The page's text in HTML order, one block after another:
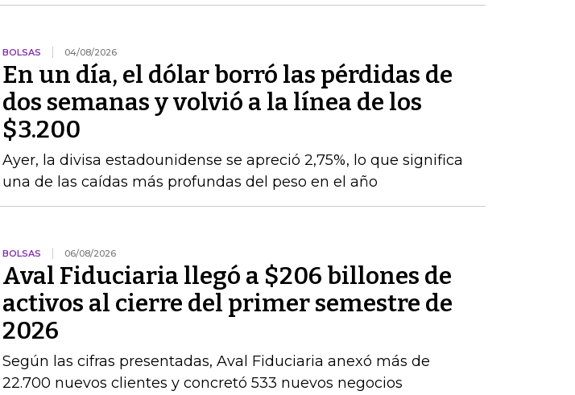
BOLSAS 04/08/2026
En un día, el dólar borró las pérdidas de
dos semanas y volvió a la línea de los
$3.200
Ayer, la divisa estadounidense se apreció 2,75%, lo que significa
una de las caídas más profundas del peso en el año
BOLSAS 06/08/2026
Aval Fiduciaria llegó a $206 billones de
activos al cierre del primer semestre de
2026
Según las cifras presentadas, Aval Fiduciaria anexó más de
22.700 nuevos clientes y concretó 533 nuevos negocios